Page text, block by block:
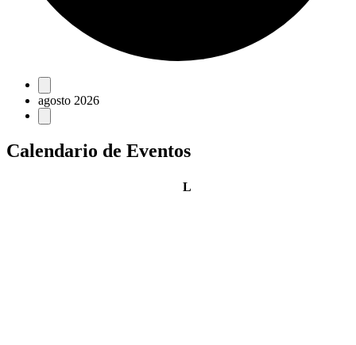
Eventos
agosto 2026
Calendario de Eventos
Llunes